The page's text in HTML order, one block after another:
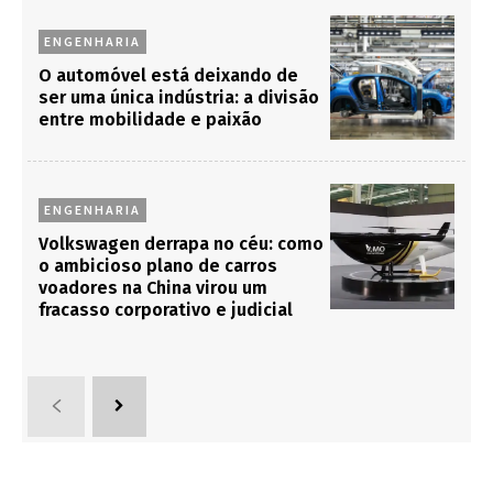
ENGENHARIA
O automóvel está deixando de
ser uma única indústria: a divisão
entre mobilidade e paixão
ENGENHARIA
Volkswagen derrapa no céu: como
o ambicioso plano de carros
voadores na China virou um
fracasso corporativo e judicial